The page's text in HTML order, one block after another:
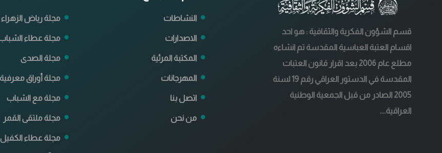
قسم الشؤون الفكرية والثقافية : هو احد
اقسام العتبة العباسية المقدسة تم انشاءه
مطلع عام 2006 بعد اقرار قانون العتبات
المقدسة في الدستور العراقي رقم 19 لسنة
2005 الصادر من قبل الجمعية الوطنية
العراقية....
النشاطات
الاصدارات
المكتبة المرئية
المهرجانات
اتصل بنا
من نحن
مجلة رياض الزهراء
مجلة عطاء
مجلة الصدى
مجلة أوراق معرفية
مجلة مع الشباب
مجلة ملتقى القمر
مجلة عطاء الكفيل